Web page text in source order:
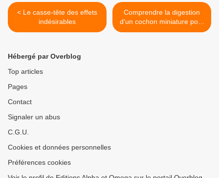
< Le casse-tête des effets
indésirables
Comprendre la digestion
d'un cochon miniature pour
mieux le nourrir >
Hébergé par Overblog
Top articles
Pages
Contact
Signaler un abus
C.G.U.
Cookies et données personnelles
Préférences cookies